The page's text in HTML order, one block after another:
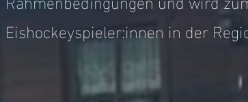
Eishockeyspieler:innen in der